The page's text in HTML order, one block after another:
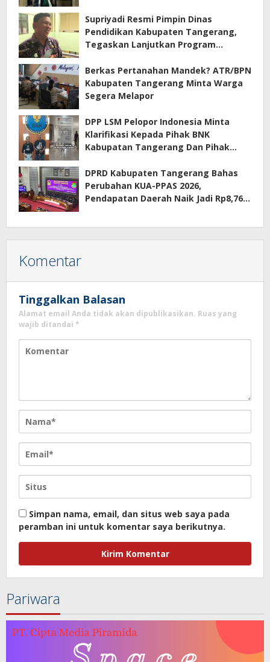
Supriyadi Resmi Pimpin Dinas
Pendidikan Kabupaten Tangerang,
Tegaskan Lanjutkan Program
Berkas Pertanahan Mandek? ATR/BPN
Kabupaten Tangerang Minta Warga
Segera Melapor
DPP LSM Pelopor Indonesia Minta
Klarifikasi Kepada Pihak BNK
Kabupatan Tangerang Dan Pihak
Terkait Sewa Kamar Per Jam
DPRD Kabupaten Tangerang Bahas
Perubahan KUA-PPAS 2026,
Pendapatan Daerah Naik Jadi Rp8,76
Komentar
Tinggalkan Balasan
Alamat email Anda tidak akan dipublikasikan. Ruas yang
wajib ditandai *
Simpan nama, email, dan situs web saya pada
peramban ini untuk komentar saya berikutnya.
Pariwara